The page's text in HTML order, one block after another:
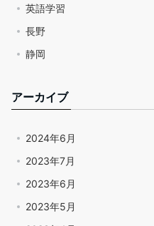
英語学習
長野
静岡
アーカイブ
2024年6月
2023年7月
2023年6月
2023年5月